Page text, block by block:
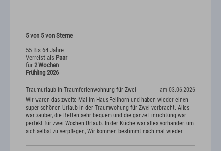
5 von 5 von Sterne
55 Bis 64 Jahre
Verreist als Paar
für 2 Wochen
Frühling 2026
am 03.06.2026
Traumurlaub in Traumferienwohnung für Zwei
Wir waren das zweite Mal im Haus Fellhorn und haben wieder einen
super schönen Urlaub in der Traumwohung für Zwei verbracht. Alles
war sauber, die Betten sehr bequem und die ganze Einrichtung war
perfekt für zwei Wochen Urlaub. In der Küche war alles vorhanden um
sich selbst zu verpflegen, Wir kommen bestimmt noch mal wieder.